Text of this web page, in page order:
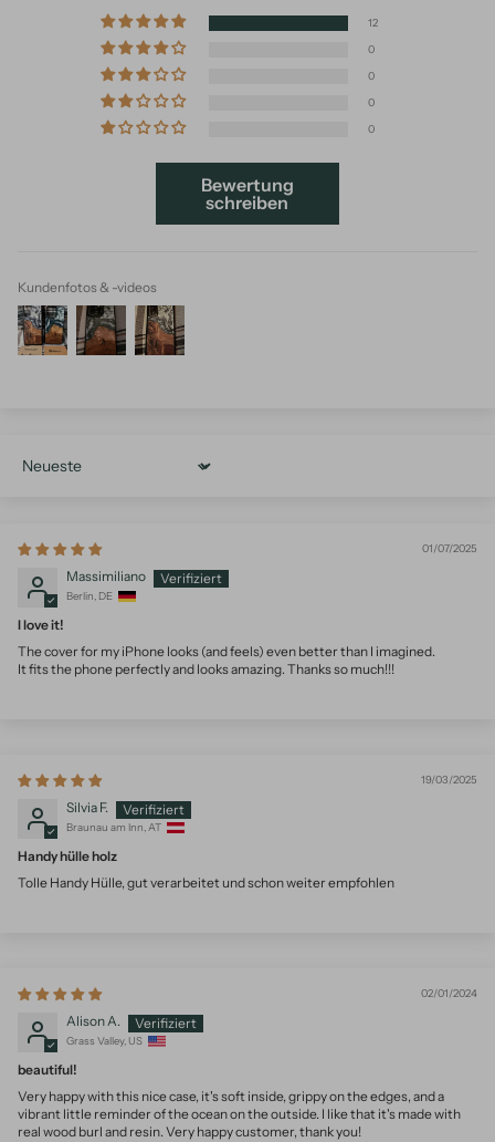
12
0
0
0
0
Bewertung
schreiben
Kundenfotos & -videos
Sort by
01/07/2025
Massimiliano
Berlin, DE
I love it!
The cover for my iPhone looks (and feels) even better than I imagined.
It fits the phone perfectly and looks amazing. Thanks so much!!!
19/03/2025
Silvia F.
Braunau am Inn, AT
Handy hülle holz
Tolle Handy Hülle, gut verarbeitet und schon weiter empfohlen
02/01/2024
Alison A.
Grass Valley, US
beautiful!
Very happy with this nice case, it's soft inside, grippy on the edges, and a
vibrant little reminder of the ocean on the outside. I like that it's made with
real wood burl and resin. Very happy customer, thank you!